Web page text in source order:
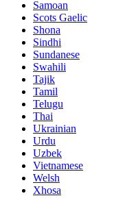
Samoan
Scots Gaelic
Shona
Sindhi
Sundanese
Swahili
Tajik
Tamil
Telugu
Thai
Ukrainian
Urdu
Uzbek
Vietnamese
Welsh
Xhosa